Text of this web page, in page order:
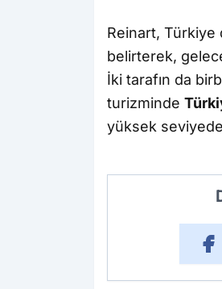
Reinart, Türkiye
belirterek,
İki tarafın da
turizminde
yüksek